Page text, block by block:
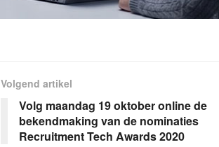
Volgend artikel
Volg maandag 19 oktober online de
bekendmaking van de nominaties
Recruitment Tech Awards 2020